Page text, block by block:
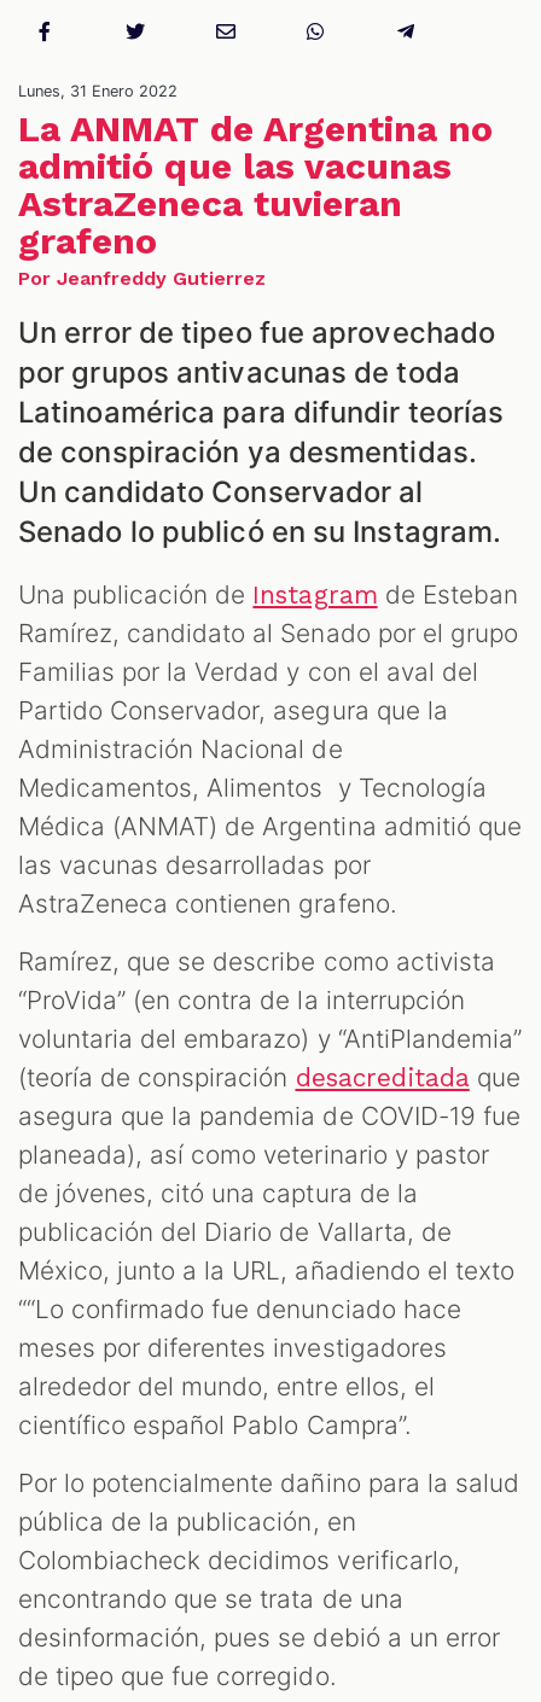
Lunes, 31 Enero 2022
La ANMAT de Argentina no
admitió que las vacunas
AstraZeneca tuvieran
grafeno
Por Jeanfreddy Gutierrez
Un error de tipeo fue aprovechado
por grupos antivacunas de toda
Latinoamérica para difundir teorías
de conspiración ya desmentidas.
Un candidato Conservador al
Senado lo publicó en su Instagram.
Una publicación de Instagram de Esteban
Ramírez, candidato al Senado por el grupo
Familias por la Verdad y con el aval del
Partido Conservador, asegura que la
Administración Nacional de
Medicamentos, Alimentos y Tecnología
Médica (ANMAT) de Argentina admitió que
las vacunas desarrolladas por
AstraZeneca contienen grafeno.
Ramírez, que se describe como activista
“ProVida” (en contra de la interrupción
voluntaria del embarazo) y “AntiPlandemia”
(teoría de conspiración desacreditadaque
asegura que la pandemia de COVID-19 fue
planeada), así como veterinario y pastor
de jóvenes, citó una captura de la
publicación del Diario de Vallarta, de
México, junto a la URL, añadiendo el texto
““Lo confirmado fue denunciado hace
meses por diferentes investigadores
alrededor del mundo, entre ellos, el
científico español Pablo Campra”.
Por lo potencialmente dañino para la salud
pública de la publicación, en
Colombiacheck decidimos verificarlo,
encontrando que se trata de una
desinformación, pues se debió a un error
de tipeo que fue corregido.